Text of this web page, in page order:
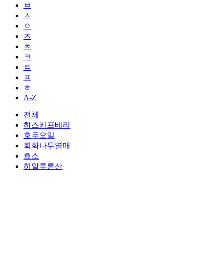
ㅂ
ㅅ
ㅇ
ㅈ
ㅊ
ㅋ
ㅌ
ㅍ
ㅎ
A-Z
전체
하스카프베리
호두오일
회화나무열매
효소
히알루론산